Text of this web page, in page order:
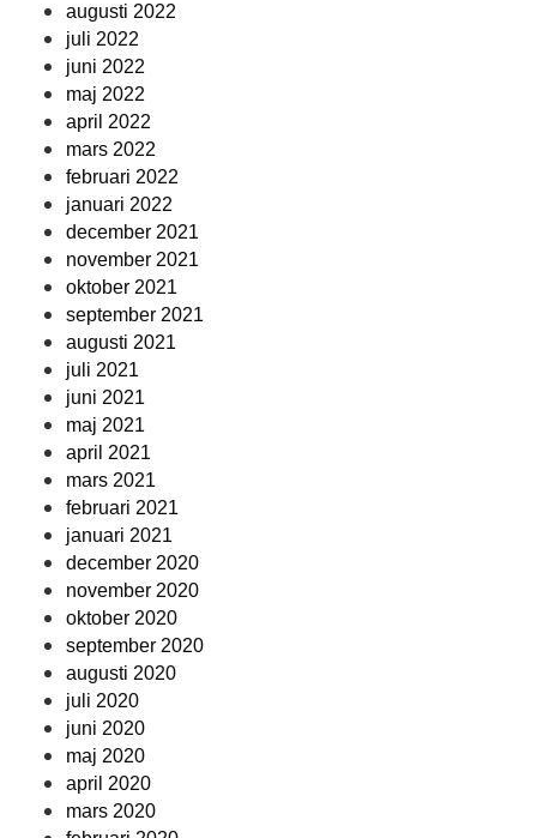
augusti 2022
juli 2022
juni 2022
maj 2022
april 2022
mars 2022
februari 2022
januari 2022
december 2021
november 2021
oktober 2021
september 2021
augusti 2021
juli 2021
juni 2021
maj 2021
april 2021
mars 2021
februari 2021
januari 2021
december 2020
november 2020
oktober 2020
september 2020
augusti 2020
juli 2020
juni 2020
maj 2020
april 2020
mars 2020